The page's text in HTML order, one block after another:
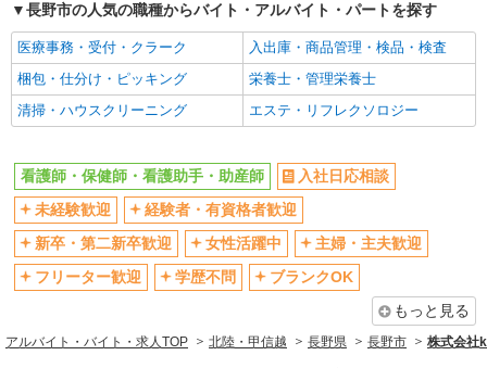
長野市の人気の職種からバイト・アルバイト・パートを探す
医療事務・受付・クラーク
入出庫・商品管理・検品・検査
梱包・仕分け・ピッキング
栄養士・管理栄養士
清掃・ハウスクリーニング
エステ・リフレクソロジー
看護師・保健師・看護助手・助産師
入社日応相談
未経験歓迎
経験者・有資格者歓迎
新卒・第二新卒歓迎
女性活躍中
主婦・主夫歓迎
フリーター歓迎
学歴不問
ブランクOK
もっと見る
アルバイト・バイト・求人TOP 北陸・甲信越 長野県 長野市 株式会社